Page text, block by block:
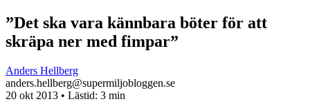
”Det ska vara kännbara böter för att
skräpa ner med fimpar”
Anders Hellberg
anders.hellberg@supermiljobloggen.se
20 okt 2013 • Lästid: 3 min